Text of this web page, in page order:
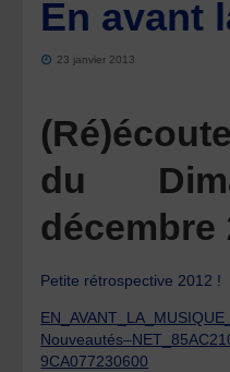
En avant
23 janvier 2013
du
décembre
Petite rétrospective 2012 !
9CA077230600